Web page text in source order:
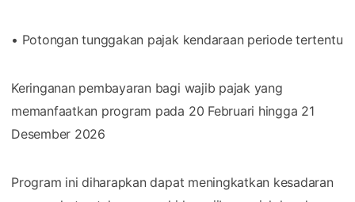
• Potongan tunggakan pajak kendaraan periode tertentu
Keringanan pembayaran bagi wajib pajak yang
memanfaatkan program pada 20 Februari hingga 21
Desember 2026
Program ini diharapkan dapat meningkatkan kesadaran